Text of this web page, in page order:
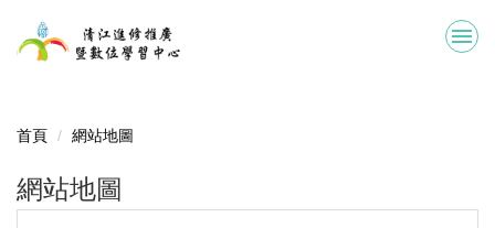
到
容
首頁 網站地圖
網站地圖